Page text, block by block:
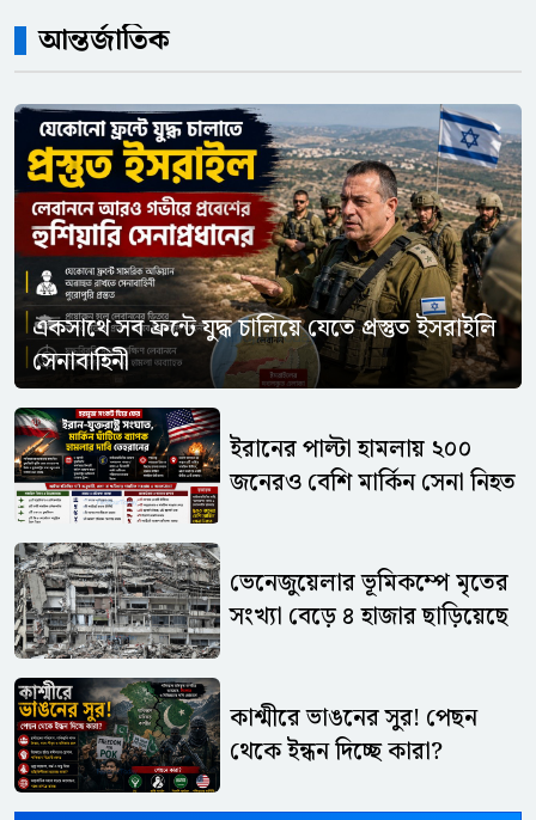
আন্তর্জাতিক
একসাথে সব ফ্রন্টে যুদ্ধ চালিয়ে যেতে প্রস্তুত ইসরাইলি
সেনাবাহিনী
ইরানের পাল্টা হামলায় ২০০
জনেরও বেশি মার্কিন সেনা নিহত
ভেনেজুয়েলার ভূমিকম্পে মৃতের
সংখ্যা বেড়ে ৪ হাজার ছাড়িয়েছে
কাশ্মীরে ভাঙনের সুর! পেছন
থেকে ইন্ধন দিচ্ছে কারা?